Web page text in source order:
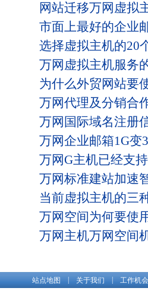
网站迁移万网虚拟
市面上最好的企业
选择虚拟主机的20
万网虚拟主机服务
为什么外贸网站要
万网代理及分销合
万网国际域名注册
万网企业邮箱1G变
万网G主机已经支
万网标准建站加速
当前虚拟主机的三
万网空间为何要使
万网主机万网空间
站点地图 关于我们 工作机会